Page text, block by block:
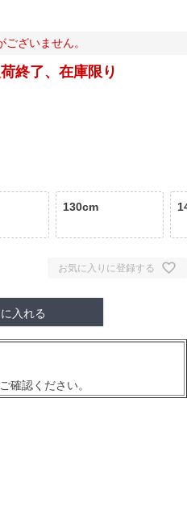
ざいません。
終了、在庫限り
130cm
お気に入りに登録する
入れる
確認ください。